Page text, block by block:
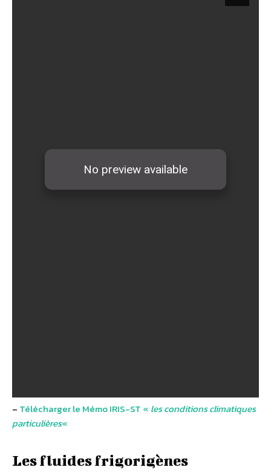
– Télécharger le Mémo IRIS-ST « les conditions climatiques
particulières«
Les fluides frigorigènes